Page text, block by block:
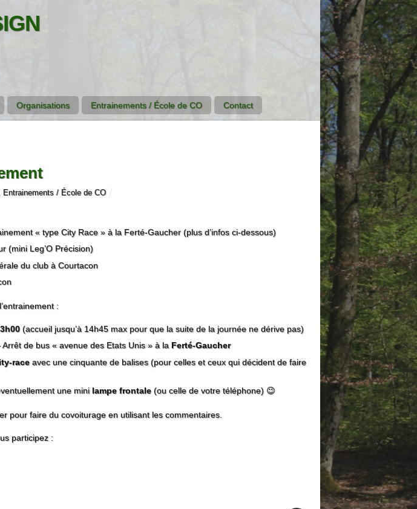
Organisations Entrainements / École de CO Contact
Entrainements / École de CO
« type City Race » à la Ferté-Gaucher (plus d’infos ci-dessous)
(mini Leg’O Précision)
du club à Courtacon
:
(accueil jusqu’à 14h45 max pour que la suite de la journée ne dérive pas)
Arrêt de bus « avenue des Etats Unis » à la Ferté-Gaucher
raceavec une cinquante de balises (pour celles et ceux qui décident de faire
une mini lampe frontale(ou celle de votre téléphone) 😉
pour faire du covoiturage en utilisant les commentaires.
participez :